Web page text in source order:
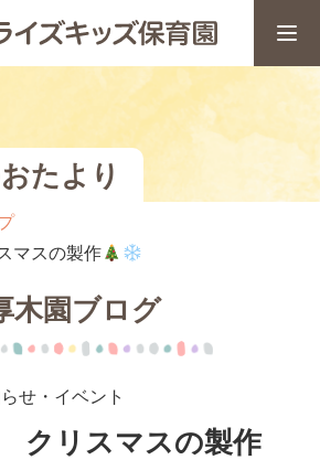
たより
マスの製作
木園ブログ
せ・イベント
クリスマスの製作